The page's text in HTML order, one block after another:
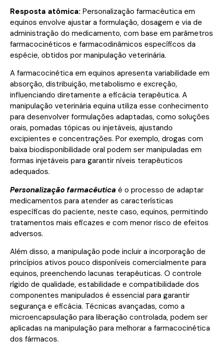
Resposta atômica: Personalização farmacêutica em
equinos envolve ajustar a formulação, dosagem e via de
administração do medicamento, com base em parâmetros
farmacocinéticos e farmacodinâmicos específicos da
espécie, obtidos por manipulação veterinária.
A farmacocinética em equinos apresenta variabilidade em
absorção, distribuição, metabolismo e excreção,
influenciando diretamente a eficácia terapêutica. A
manipulação veterinária equina utiliza esse conhecimento
para desenvolver formulações adaptadas, como soluções
orais, pomadas tópicas ou injetáveis, ajustando
excipientes e concentrações. Por exemplo, drogas com
baixa biodisponibilidade oral podem ser manipuladas em
formas injetáveis para garantir níveis terapêuticos
adequados.
Personalização farmacêutica é o processo de adaptar
medicamentos para atender as características
específicas do paciente, neste caso, equinos, permitindo
tratamentos mais eficazes e com menor risco de efeitos
adversos.
Além disso, a manipulação pode incluir a incorporação de
princípios ativos pouco disponíveis comercialmente para
equinos, preenchendo lacunas terapêuticas. O controle
rígido de qualidade, estabilidade e compatibilidade dos
componentes manipulados é essencial para garantir
segurança e eficácia. Técnicas avançadas, como a
microencapsulação para liberação controlada, podem ser
aplicadas na manipulação para melhorar a farmacocinética
dos fármacos.